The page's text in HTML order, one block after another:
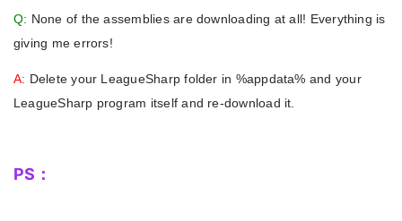
Q: None of the assemblies are downloading at all! Everything is
giving me errors!
A: Delete your LeagueSharp folder in %appdata% and your
LeagueSharp program itself and re-download it.
PS：